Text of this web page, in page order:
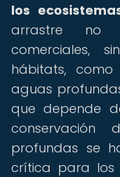
los
arrastre no
comerciales,
hábitats,
aguas
que depende
conservación
profundas se
crítica para los